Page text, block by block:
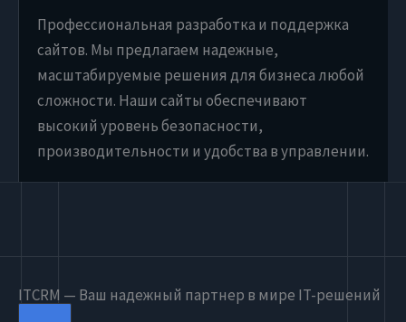
Профессиональная разработка и поддержка
сайтов. Мы предлагаем надежные,
масштабируемые решения для бизнеса любой
сложности. Наши сайты обеспечивают
высокий уровень безопасности,
производительности и удобства в управлении.
ITCRM — Ваш надежный партнер в мире IT-решений